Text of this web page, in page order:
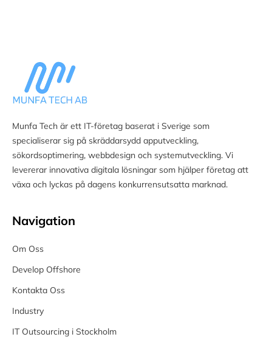
Munfa Tech är ett IT-företag baserat i Sverige som
specialiserar sig på skräddarsydd apputveckling,
sökordsoptimering, webbdesign och systemutveckling. Vi
levererar innovativa digitala lösningar som hjälper företag att
växa och lyckas på dagens konkurrensutsatta marknad.
Navigation
Om Oss
Develop Offshore
Kontakta Oss
Industry
IT Outsourcing i Stockholm